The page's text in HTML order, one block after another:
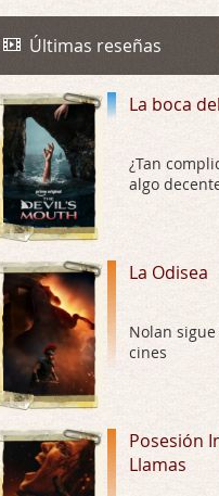
La Odisea
Por: Draghann
No sé si entrar en
Trance
Por: Luar
El señor de las moscas
Por: Luar
Hungry
Por: Croc
Las 10 películas gore de
Oscuras
Por: JORDI CRUYFF
Últimas reseñas
La boca
¿Tan
algo
La Odisea
Nolan
cines
Posesión
Llamas